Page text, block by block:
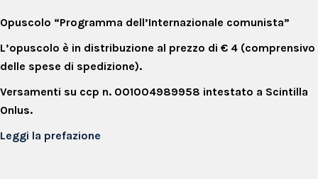
Opuscolo “Programma dell’Internazionale comunista”
L’opuscolo è in distribuzione al prezzo di € 4 (comprensivo
delle spese di spedizione).
Versamenti su ccp n. 001004989958 intestato a Scintilla
Onlus.
Leggi la prefazione